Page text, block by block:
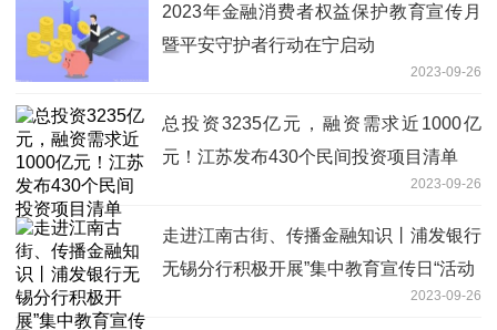
2023年金融消费者权益保护教育宣传月
暨平安守护者行动在宁启动
2023-09-26
总投资3235亿元，融资需求近1000亿
元！江苏发布430个民间投资项目清单
2023-09-26
走进江南古街、传播金融知识丨浦发银行
无锡分行积极开展”集中教育宣传日“活动
2023-09-26